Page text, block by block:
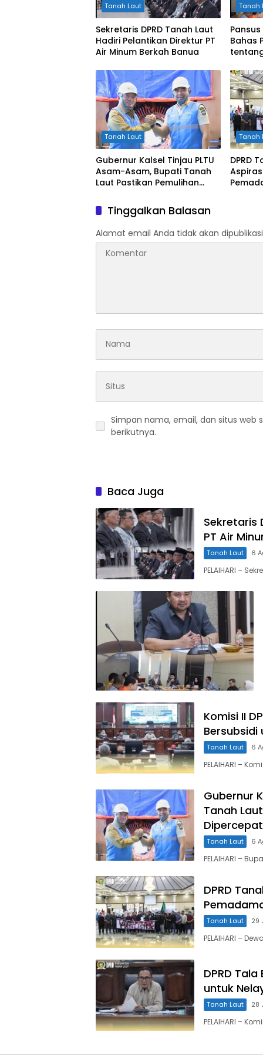
Tanah Laut
Sekretaris DPRD Tanah Laut
Hadiri Pelantikan Direktur PT
Air Minum Berkah Banua
Tanah
Pansus
Bahas
Tanah Laut
Gubernur Kalsel Tinjau PLTU
Asam-Asam, Bupati Tanah
Laut Pastikan Pemulihan
Tanah
DPRD
Tinggalkan Balasan
Alamat email Anda tidak akan
Simpan nama, email, dan situs
berikutnya.
Baca Juga
Sekretaris
PT Air
Tanah Laut 6
PELAIHARI –
Komisi II
Bersubsidi
Tanah Laut 6
PELAIHARI –
Gubernur
Tanah
Dipercepat
Tanah Laut 6
PELAIHARI –
DPRD
Tanah Laut 29
PELAIHARI –
DPRD
untuk
Tanah Laut 28
PELAIHARI –